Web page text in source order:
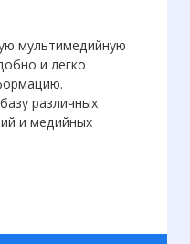
мультимедийную
и легко
различных
и медийных